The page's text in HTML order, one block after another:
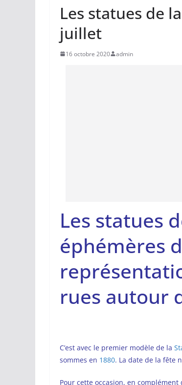
Les statues de
juillet
16 octobre 2020 admin
Les statues
éphémères
rues autour
C’est avec le premier modèle de la
sommes en 1880. La date de la fête
Pour cette occasion, en